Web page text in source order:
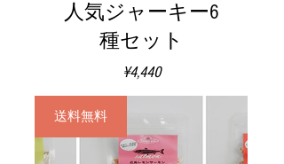
人気ジャーキー6
種セット
¥4,440価
送料無料